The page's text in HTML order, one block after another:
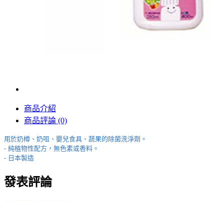
商品介紹
商品評論 (0)
用於奶樽、奶咀、嬰兒食具、蔬果的除菌洗淨劑。
- 純植物性配方，無色素或香料。
- 日本製造
發表評論